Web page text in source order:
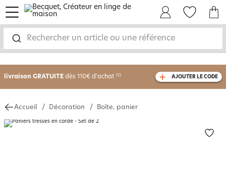
Rechercher un article ou une référence
menu
-30% sur votre commandedès 2 articles
livraison GRATUITE dès 110€ d'achat (1) AJOUTER LE CODE
Accueil Décoration Boîte, panier